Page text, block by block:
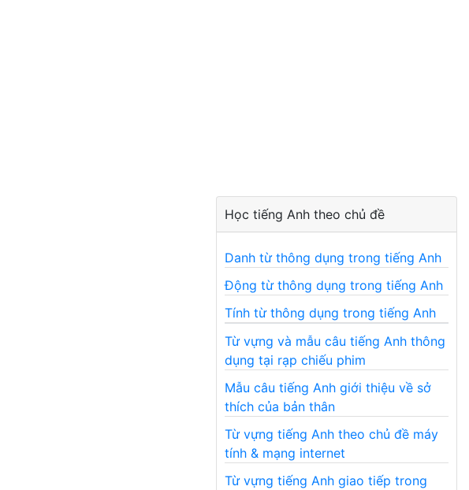
Học tiếng Anh theo chủ đề
Danh từ thông dụng trong tiếng Anh
Động từ thông dụng trong tiếng Anh
Tính từ thông dụng trong tiếng Anh
Từ vựng và mẫu câu tiếng Anh thông
dụng tại rạp chiếu phim
Mẫu câu tiếng Anh giới thiệu về sở
thích của bản thân
Từ vựng tiếng Anh theo chủ đề máy
tính & mạng internet
Từ vựng tiếng Anh giao tiếp trong